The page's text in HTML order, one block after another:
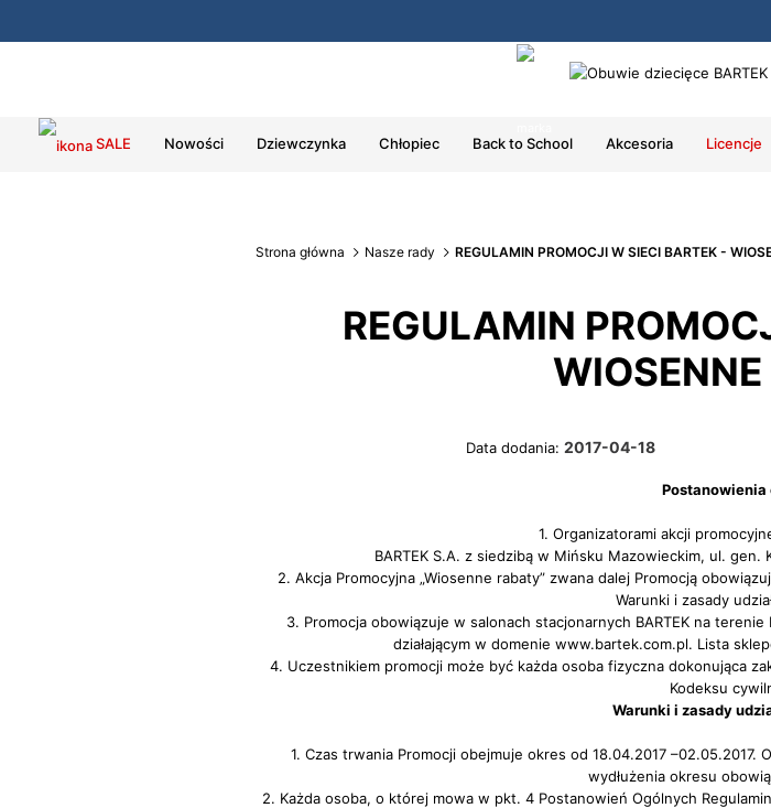
SALE Nowości Dziewczynka Chłopiec Back to School Akcesoria Licencje
Strona główna Nasze rady REGULAMIN PROMOCJI W SIECI BARTEK -
REGULAMIN
Data dodania: 2017-04-18
Postanowienia
1. Organizatorami akcji
BARTEK S.A. z siedzibą w Mińsku Mazowieckim, ul.
2. Akcja Promocyjna „Wiosenne rabaty” zwana dalej Promocją
Warunki i zasady
3. Promocja obowiązuje w salonach stacjonarnych BARTEK na
działającym w domenie www.bartek.com.pl. Lista
4. Uczestnikiem promocji może być każda osoba fizyczna dokonująca
Kodeksu
Warunki i zasady
1. Czas trwania Promocji obejmuje okres od 18.04.2017
wydłużenia okresu
2. Każda osoba, o której mowa w pkt. 4 Postanowień Ogólnych